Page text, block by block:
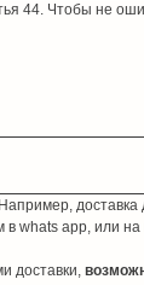
44. Чтобы не
whats app, или
доставки,